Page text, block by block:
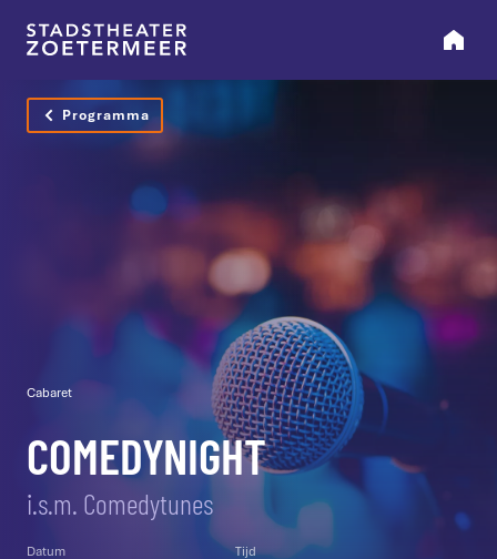
Programma
Cabaret
COMEDYNIGHT
i.s.m. Comedytunes
Datum Tijd